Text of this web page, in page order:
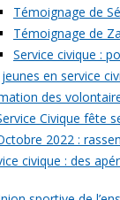
Témoignage de
Témoignage de
Service civique :
en service
des
Civique fête
2022 :
civique : des